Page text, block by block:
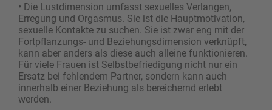
• Die Lustdimension umfasst sexuelles Verlangen,
Erregung und Orgasmus. Sie ist die Hauptmotivation,
sexuelle Kontakte zu suchen. Sie ist zwar eng mit der
Fortpflanzungs- und Beziehungsdimension verknüpft,
kann aber anders als diese auch alleine funktionieren.
Für viele Frauen ist Selbstbefriedigung nicht nur ein
Ersatz bei fehlendem Partner, sondern kann auch
innerhalb einer Beziehung als bereichernd erlebt
werden.